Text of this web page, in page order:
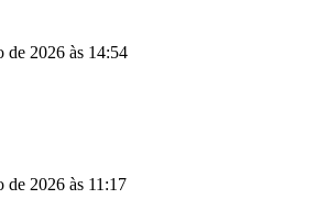
de 2026 às 14:54
de 2026 às 11:17